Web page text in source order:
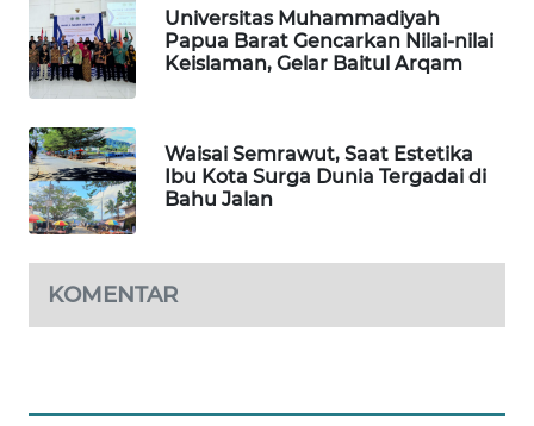
Universitas Muhammadiyah
Papua Barat Gencarkan Nilai-nilai
Keislaman, Gelar Baitul Arqam
Waisai Semrawut, Saat Estetika
Ibu Kota Surga Dunia Tergadai di
Bahu Jalan
KOMENTAR
NEWS
METRO
SIANTAR
NEWS
METRO
MEDAN
NEWS
METRO
JAKARTA
KRT